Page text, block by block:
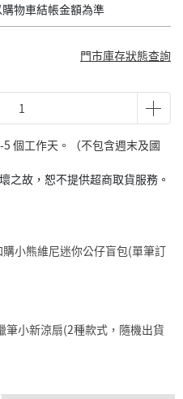
物車結帳金額為準
門市庫存狀態查詢
個工作天。（不包含週末及國
之故，恕不提供超商取貨服務。
小熊維尼迷你公仔盲包(單筆訂
小新涼扇(2種款式，隨機出貨